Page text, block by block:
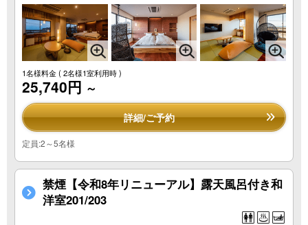
1名様料金( 2名様1室利用時 )
25,740円 ～
詳細/ご予約
定員:2～5名様
禁煙【令和8年リニューアル】露天風呂付き和
洋室201/203